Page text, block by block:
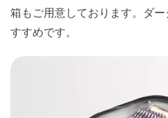
箱もご用意しております。ダ
すすめです。